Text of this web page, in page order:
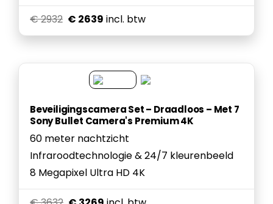
€ 2932 € 2639 incl. btw
Beveiligingscamera Set – Draadloos – Met 7
Sony Bullet Camera's Premium 4K
60 meter nachtzicht
Infraroodtechnologie & 24/7 kleurenbeeld
8 Megapixel Ultra HD 4K